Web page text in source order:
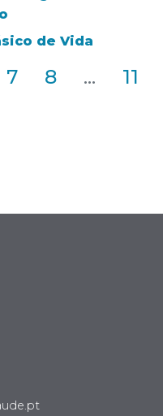
de Vida
7 8 ... 11